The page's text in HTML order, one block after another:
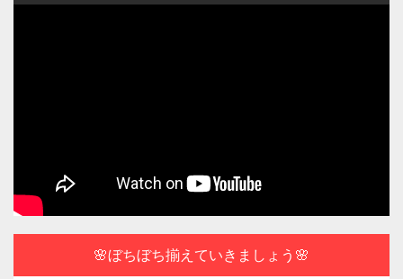
🌸ぼちぼち揃えていきましょう🌸